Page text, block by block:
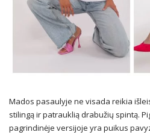
Mados pasaulyje ne visada reikia
stilingą ir patrauklią drabužių spintą.
pagrindinėje versijoje yra puikus